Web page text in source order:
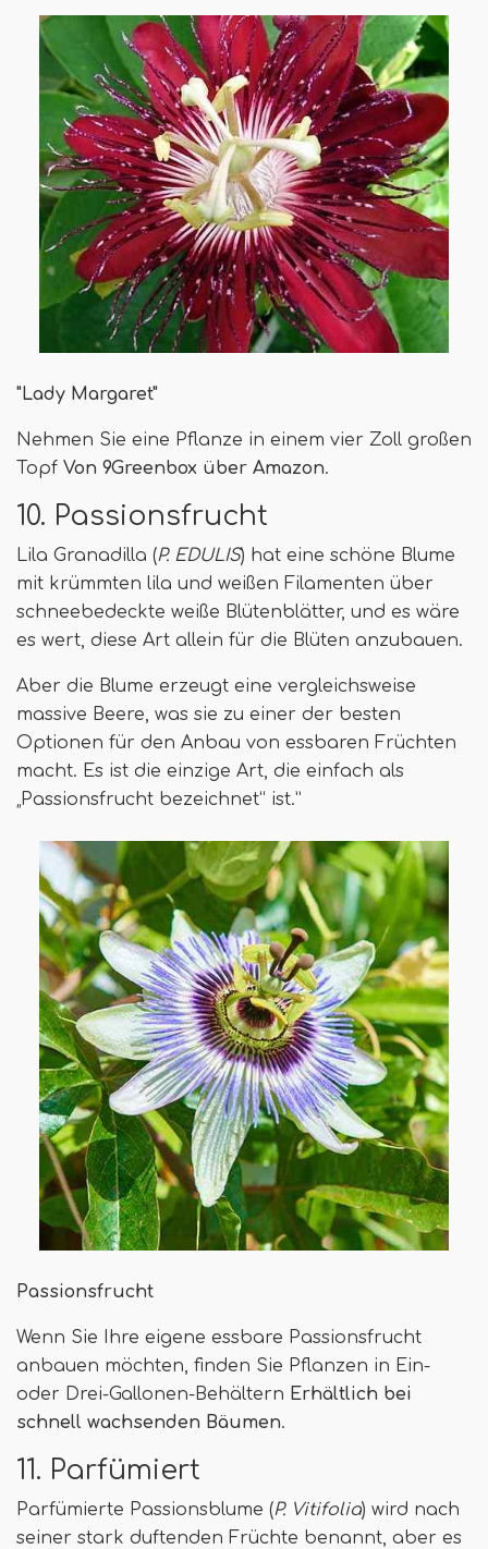
"Lady Margaret"
Nehmen Sie eine Pflanze in einem vier Zoll großen
Topf Von 9Greenbox über Amazon.
10. Passionsfrucht
Lila Granadilla (P. EDULIS) hat eine schöne Blume
mit krümmten lila und weißen Filamenten über
schneebedeckte weiße Blütenblätter, und es wäre
es wert, diese Art allein für die Blüten anzubauen.
Aber die Blume erzeugt eine vergleichsweise
massive Beere, was sie zu einer der besten
Optionen für den Anbau von essbaren Früchten
macht. Es ist die einzige Art, die einfach als
„Passionsfrucht bezeichnet“ ist.”
Passionsfrucht
Wenn Sie Ihre eigene essbare Passionsfrucht
anbauen möchten, finden Sie Pflanzen in Ein-
oder Drei-Gallonen-Behältern Erhältlich bei
schnell wachsenden Bäumen.
11. Parfümiert
Parfümierte Passionsblume (P. Vitifolia) wird nach
seiner stark duftenden Früchte benannt, aber es